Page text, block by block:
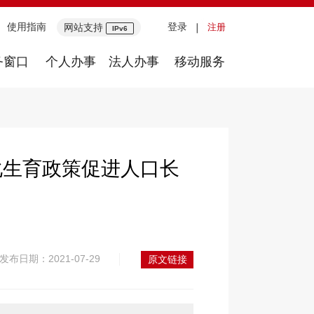
登录 注册
网站支持 IPv6
使用指南
口 个人办事 法人办事 移动服务
育政策促进人口长
原文链接
布日期：2021-07-29